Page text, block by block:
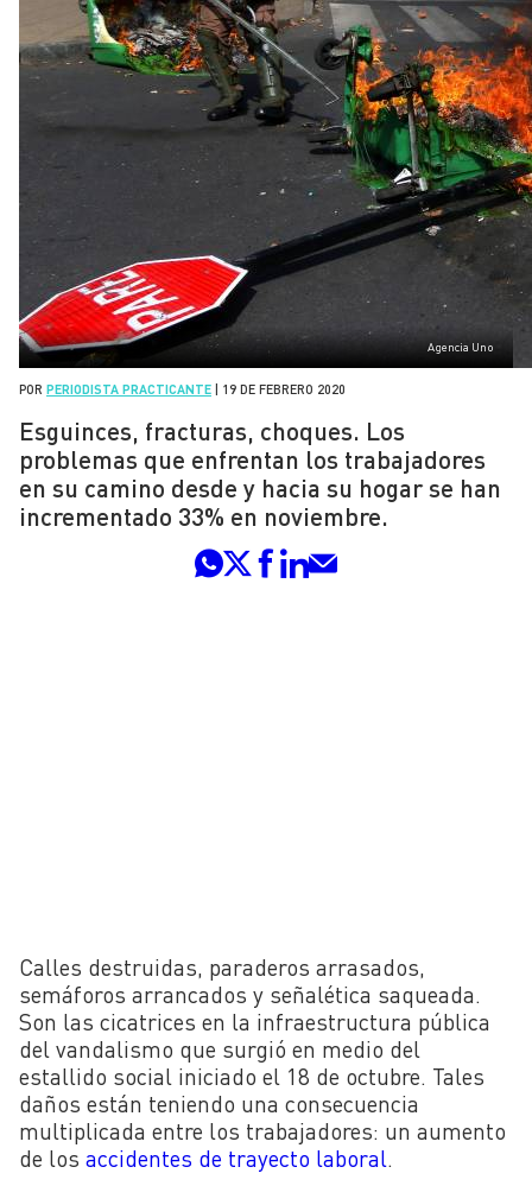
Agencia Uno
POR PERIODISTA PRACTICANTE 19 DE FEBRERO 2020
Esguinces, fracturas, choques. Los
problemas que enfrentan los trabajadores
en su camino desde y hacia su hogar se han
incrementado 33% en noviembre.
Calles destruidas, paraderos arrasados,
semáforos arrancados y señalética saqueada.
Son las cicatrices en la infraestructura pública
del vandalismo que surgió en medio del
estallido social iniciado el 18 de octubre. Tales
daños están teniendo una consecuencia
multiplicada entre los trabajadores: un aumento
de los accidentes de trayecto laboral